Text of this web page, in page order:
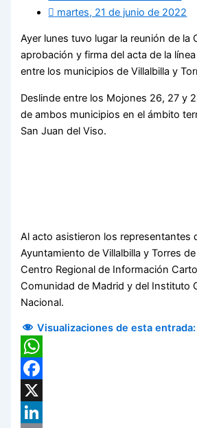
martes, 21 de junio de 2022
Ayer lunes tuvo lugar la reunión de la
aprobación y firma del acta de la
entre los municipios de Villalbilla y
Deslinde entre los Mojones 26, 27 y
de ambos municipios en el ámbito
San Juan del Viso.
Al acto asistieron los representantes
Ayuntamiento de Villalbilla y Torres
Centro Regional de Información
Comunidad de Madrid y del Instituto
Nacional.
Visualizaciones de esta entrada:
WhatsApp
Facebook
X